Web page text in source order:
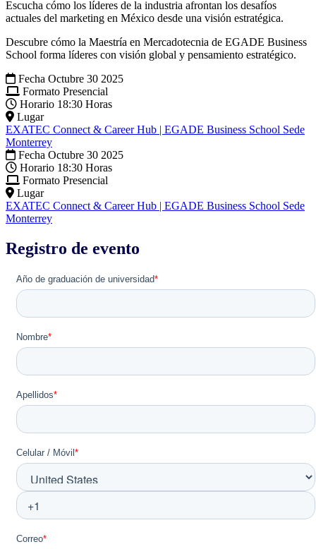
Escucha cómo los líderes de la industria afrontan los desafíos
actuales del marketing en México desde una visión estratégica.
Descubre cómo la Maestría en Mercadotecnia de EGADE Business
School forma líderes con visión global y pensamiento estratégico.
Fecha Octubre 30 2025
Formato Presencial
Horario 18:30 Horas
Lugar
EXATEC Connect & Career Hub | EGADE Business School Sede
Monterrey
Fecha Octubre 30 2025
Horario 18:30 Horas
Formato Presencial
Lugar
EXATEC Connect & Career Hub | EGADE Business School Sede
Monterrey
Registro de evento